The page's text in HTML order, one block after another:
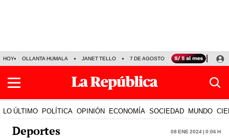
HOY OLLANTA HUMALA JANET TELLO 7 DE AGOSTO TINKA RESULTADOS
LO ÚLTIMO POLÍTICA OPINIÓN ECONOMÍA SOCIEDAD MUNDO
Deportes 08 Ene 2024 | 0:06 h